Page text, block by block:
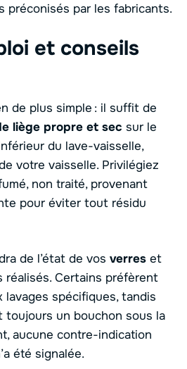
préconisés par les fabricants.
et conseils
de plus simple : il suffit de
liège propre et sec sur le
du lave-vaisselle,
votre vaisselle. Privilégiez
non traité, provenant
pour éviter tout résidu
de l’état de vos verres et
réalisés. Certains préfèrent
lavages spécifiques, tandis
toujours un bouchon sous la
aucune contre-indication
été signalée.